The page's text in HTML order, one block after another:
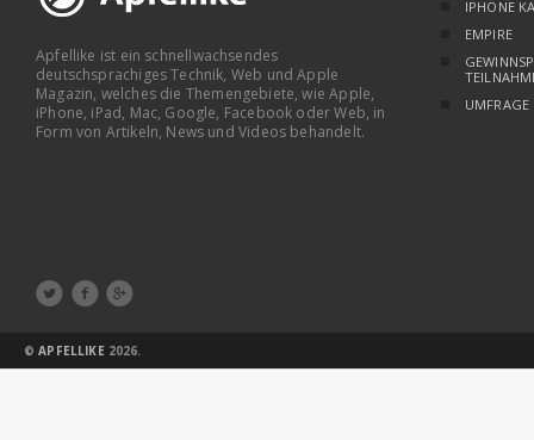
Apfellike ist ein schnellwachsendes
deutschsprachiges Technik, Web und Apple
Magazin, welches die Themengebiete, wie Apple,
iPhone, iPad, Mac, Google, Facebook oder Web, in
Form von Artikeln, News und Videos behandelt.
  
IPHONE
EMPIRE
UMFRAGE
©APFELLIKE 2026.